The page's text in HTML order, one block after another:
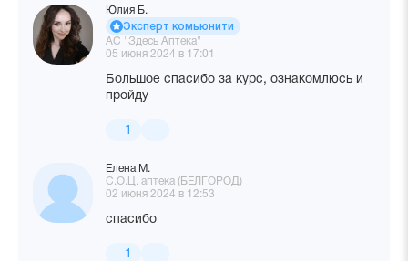
Юлия Б.
Эксперт комьюнити
АС "Здесь Аптека"
05 июня 2024 в 17:01
Большое спасибо за курс, ознакомлюсь и
пройду
1
Елена М.
С.О.Ц. аптека (БЕЛГОРОД)
02 июня 2024 в 12:53
спасибо
1